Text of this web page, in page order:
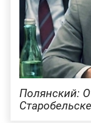
Полянский: